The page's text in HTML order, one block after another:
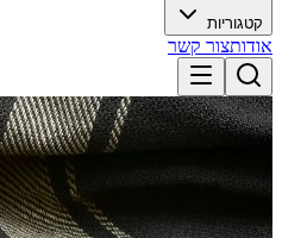
קטגוריות
אודותצור קשר